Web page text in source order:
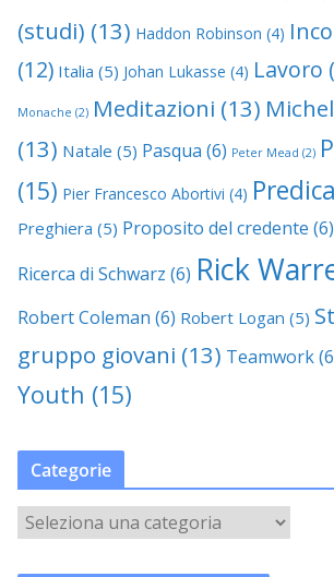
(studi) (13) Haddon Robinson (4)
(12) Italia (5) Johan Lukasse (4) Lavoro
Monache (2) Meditazioni (13)
(13) Natale (5) Pasqua (6) Peter Mead (2)
(15) Pier Francesco Abortivi (4)
Preghiera (5) Proposito del credente (6)
Ricerca di Schwarz (6) Rick
Robert Coleman (6) Robert Logan (5)
gruppo giovani (13) Teamwork
Youth (15)
Categorie
a
t